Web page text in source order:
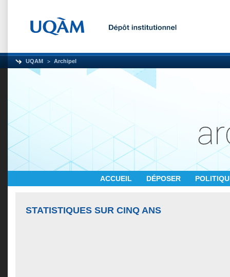
UQAM Archipel
ACCUEIL DÉPOSER
STATISTIQUES SUR CINQ ANS